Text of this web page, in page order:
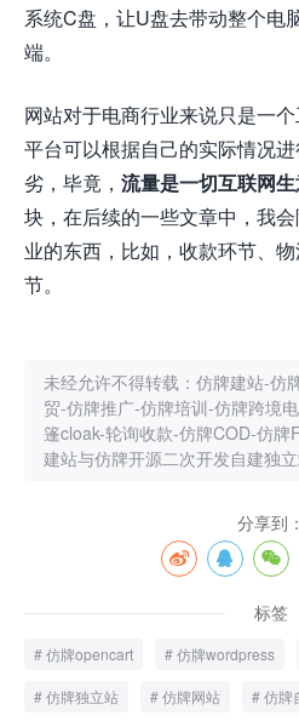
系统C盘，让U盘去带动整个电
端。
网站对于电商行业来说只是一
平台可以根据自己的实际情况
劣，毕竟， 流量是一切互联网
块，在后续的一些文章中，我
业的东西，比如，收款环节、
节。
未经允许不得转载： 仿牌建站-仿
贸-仿牌推广-仿牌培训-仿牌跨境
篷cloak-轮询收款-仿牌COD-仿牌
建站与仿牌开源二次开发自建独
分享到：
标签
仿牌opencart 仿牌wordpress
仿牌独立站 仿牌网站 仿牌